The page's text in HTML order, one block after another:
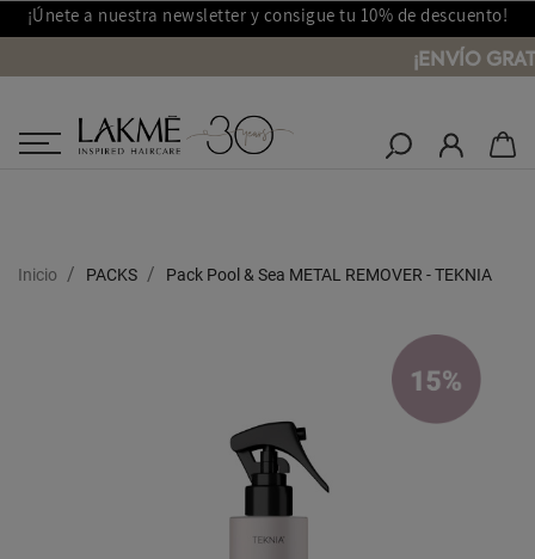
¡Únete a nuestra newsletter y consigue tu 10% de descuento!
¡ENVÍO
Salones Lakmé
Inicio PACKS Pack Pool & Sea METAL REMOVER - TEKNIA